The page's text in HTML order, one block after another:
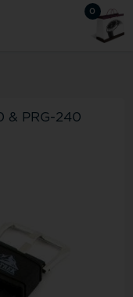
0
& PRG-240